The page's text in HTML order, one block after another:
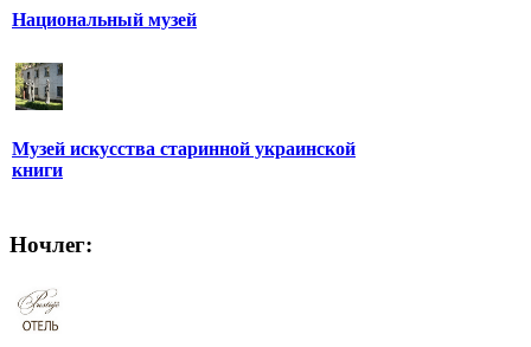
Национальный музей
Музей искусства старинной украинской
книги
Ночлег: